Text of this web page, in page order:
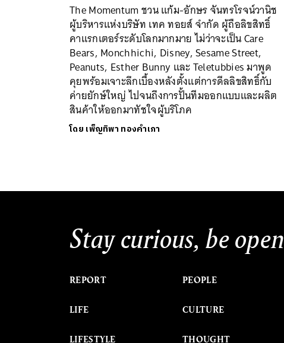
The Momentum ชวน แก้ม-อักษร จันทรโรจน์วานิช
ผู้บริหารแห่งบริษัท เทค ทอยส์ จำกัด ผู้ถือลิขสิทธิ์
คาแรกเตอร์ระดับโลกมากมาย ไม่ว่าจะเป็น Care
Bears, Monchhichi, Disney, Sesame Street,
Peanuts, Esther Bunny และ Teletubbies มาพูด
คุยพร้อมเจาะลึกเบื้องหลังตั้งแต่การดีลลิขสิทธิ์กับ
ค่ายยักษ์ใหญ่ ไปจนถึงการปั้นทีมออกแบบและผลิต
สินค้าให้ออกมาทัชใจผู้บริโภค
โดย เพ็ญทิพา ทองคำเภา
Stay curious, be open
REPORT
LIFE
LIFESTYLE
PEOPLE
CULTURE
THOUGHT
ค้นหา